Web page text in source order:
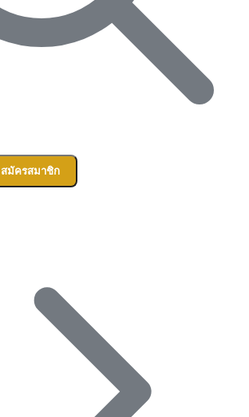
สมัครสมาชิก